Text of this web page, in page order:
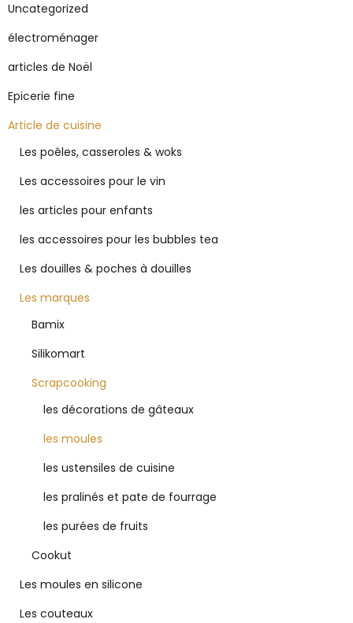
Uncategorized
électroménager
articles de Noël
Epicerie fine
Article de cuisine
Les poêles, casseroles & woks
Les accessoires pour le vin
les articles pour enfants
les accessoires pour les bubbles tea
Les douilles & poches à douilles
Les marques
Bamix
Silikomart
Scrapcooking
les décorations de gâteaux
les moules
les ustensiles de cuisine
les pralinés et pate de fourrage
les purées de fruits
Cookut
Les moules en silicone
Les couteaux